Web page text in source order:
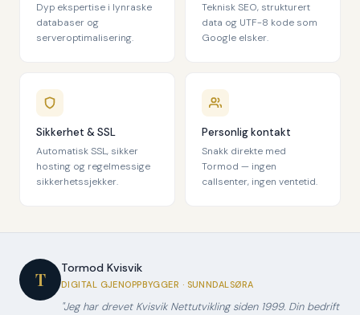
Dyp ekspertise i lynraske
databaser og
serveroptimalisering.
Teknisk SEO, strukturert
data og UTF-8 kode som
Google elsker.
Sikkerhet & SSL
Automatisk SSL, sikker
hosting og regelmessige
sikkerhetssjekker.
Personlig kontakt
Snakk direkte med
Tormod — ingen
callsenter, ingen ventetid.
T
Tormod Kvisvik
DIGITAL GJENOPPBYGGER · SUNNDALSØRA
"Jeg har drevet Kvisvik Nettutvikling siden 1999. Din bedrift